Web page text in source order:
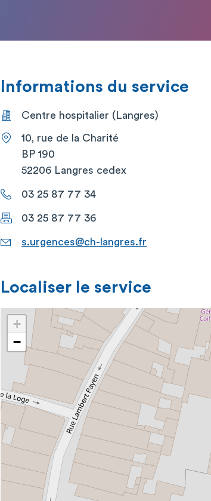
Informations du service
Centre hospitalier (Langres)
10, rue de la Charité
BP 190
52206 Langres cedex
03 25 87 77 34
03 25 87 77 36
s.urgences@ch-langres.fr
Localiser le service
+
−